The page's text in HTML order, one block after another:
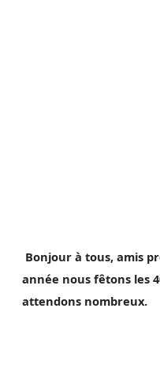
Bonjour à tous, amis
année nous fêtons les
attendons nombreux.